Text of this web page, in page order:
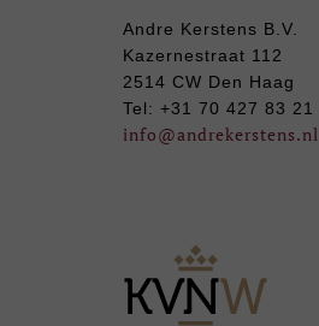
Andre Kerstens B.V.
Kazernestraat 112
2514 CW Den Haag
Tel: +31 70 427 83 21
info@andrekerstens.nl